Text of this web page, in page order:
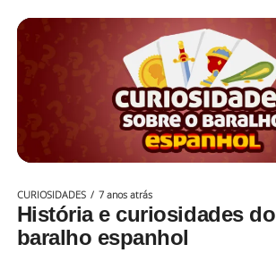
CURIOSIDADES 7 anos atrás
História e curiosidades do
baralho espanhol